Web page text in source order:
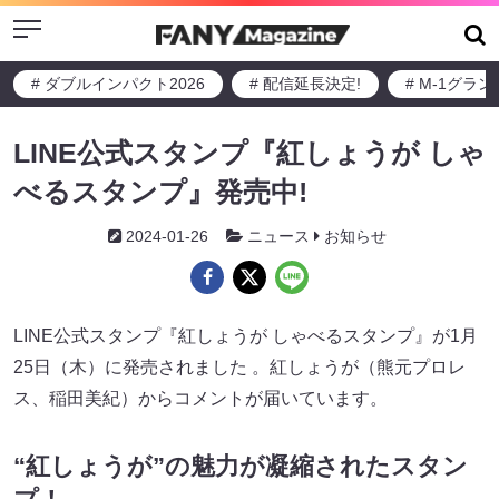
Menu
# ダブルインパクト2026 # 配信延長決定! # M-1グラン
LINE公式スタンプ『紅しょうが しゃ
べるスタンプ』発売中!
2024-01-26 ニュース お知らせ
LINE公式スタンプ『紅しょうが しゃべるスタンプ』が1月
25日（木）に発売されました 。紅しょうが（熊元プロレ
ス、稲田美紀）からコメントが届いています。
“紅しょうが”の魅力が凝縮されたスタン